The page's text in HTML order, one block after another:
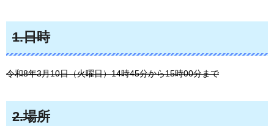
1.日時
令和8年3月10日（火曜日）14時45分から15時00分まで
2.場所